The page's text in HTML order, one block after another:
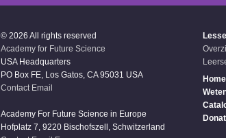
© 2026 All rights reserved
Academy for Future Science
USA Headquarters
PO Box FE, Los Gatos, CA 95031 USA
Contact Email
Academy For Future Science in Europe
Hofplatz 7, 9220 Bischofszell, Schwitzerland
Home